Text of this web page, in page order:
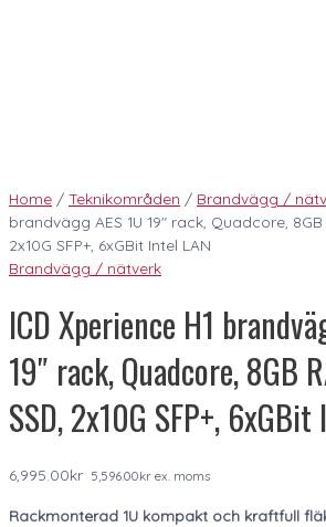
Home / Teknikområden / Brandvägg /
brandvägg AES 1U 19″ rack, Quadcore, 8GB
2x10G SFP+, 6xGBit Intel LAN
Brandvägg / nätverk
ICD Xperience H1
19″ rack, Quadcore, 8GB
SSD, 2x10G SFP+,
6,995.00kr 5,596.00kr ex. moms
Rackmonterad 1U kompakt och kraftfull